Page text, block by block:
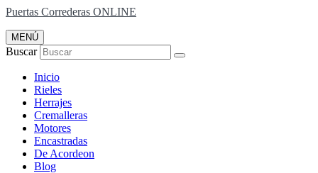
Puertas Correderas ONLINE
MENÚ
Buscar
Inicio
Rieles
Herrajes
Cremalleras
Motores
Encastradas
De Acordeon
Blog